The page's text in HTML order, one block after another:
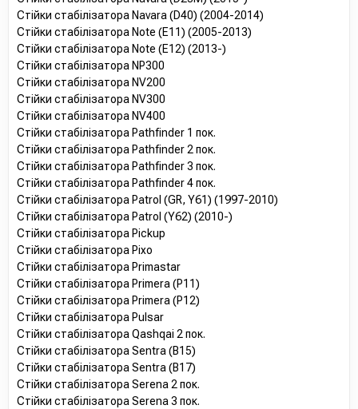
Стійки стабілізатора Navara (D40) (2004-2014)
Стійки стабілізатора Note (E11) (2005-2013)
Стійки стабілізатора Note (E12) (2013-)
Стійки стабілізатора NP300
Стійки стабілізатора NV200
Стійки стабілізатора NV300
Стійки стабілізатора NV400
Стійки стабілізатора Pathfinder 1 пок.
Стійки стабілізатора Pathfinder 2 пок.
Стійки стабілізатора Pathfinder 3 пок.
Стійки стабілізатора Pathfinder 4 пок.
Стійки стабілізатора Patrol (GR, Y61) (1997-2010)
Стійки стабілізатора Patrol (Y62) (2010-)
Стійки стабілізатора Pickup
Стійки стабілізатора Pixo
Стійки стабілізатора Primastar
Стійки стабілізатора Primera (P11)
Стійки стабілізатора Primera (P12)
Стійки стабілізатора Pulsar
Стійки стабілізатора Qashqai 2 пок.
Стійки стабілізатора Sentra (B15)
Стійки стабілізатора Sentra (B17)
Стійки стабілізатора Serena 2 пок.
Стійки стабілізатора Serena 3 пок.